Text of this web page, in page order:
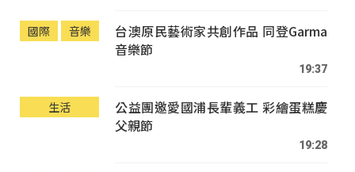
國際 音樂
台澳原民藝術家共創作品 同登Garma
音樂節
19:37
生活
公益團邀愛國浦長輩義工 彩繪蛋糕慶
父親節
19:28